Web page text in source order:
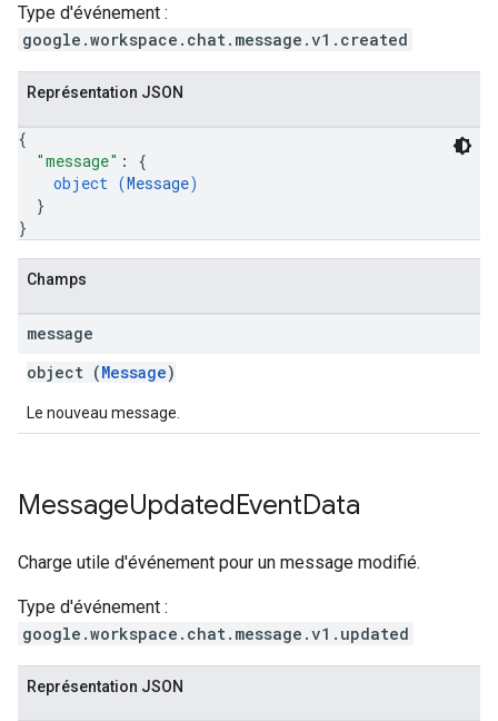
Type d'événement :
google.workspace.chat.message.v1.created
Représentation JSON
{
"message" : {
object (Message)
}
}
Champs
message
object (Message)
Le nouveau message.
MessageUpdatedEventData
Charge utile d'événement pour un message modifié.
Type d'événement :
google.workspace.chat.message.v1.updated
Représentation JSON